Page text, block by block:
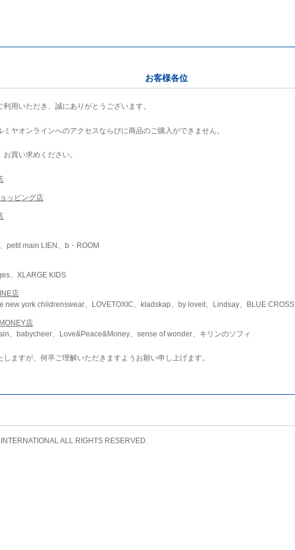
お客様各位
用いただき、誠にありがとうございます。
ヤオンラインへのアクセスならびに商品のご購入ができません。
買い求めください。
ッピング店
petit main LIEN、b・ROOM
、XLARGE KIDS
店
new york childrenswear、LOVETOXIC、kladskap、by loveit、Lindsay、BLUE CROSS
店
、babycheer、Love&Peace&Money、sense of wonder、キリンのソフィ
ますが、何卒ご理解いただきますようお願い申し上げます。